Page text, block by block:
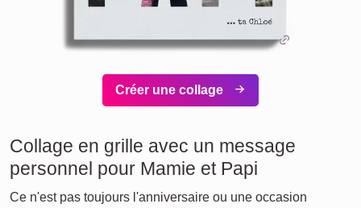
Créer une collage
Collage en grille avec un message
personnel pour Mamie et Papi
Ce n'est pas toujours l'anniversaire ou une occasion